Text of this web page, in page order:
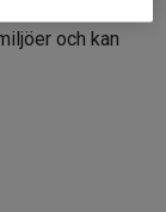
och kan